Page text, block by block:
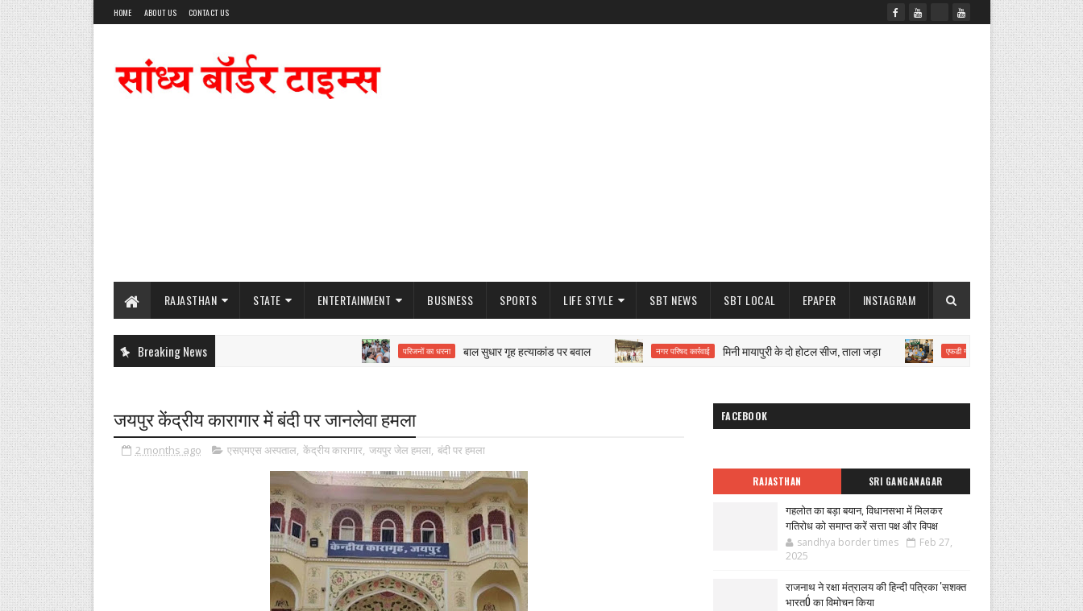
HOME ABOUT US CONTACT US
RAJASTHAN STATE ENTERTAINMENT BUSINESS SPORTS LIFE STYLE SBT NEWS SBT LOCAL EPAPER INSTAGRAM
Breaking News परिजनों का धरना बाल सुधार गृह हत्याकांड पर बवाल नगर परिषद कार्रवाई मिनी मायापुरी के दो होटल सीज, ताला जड़ा एफडी गबन मैनेजर पर किसानों के लाखों
जयपुर केंद्रीय कारागार में बंदी पर जानलेवा हमला
2 months ago एसएमएस अस्पताल, केंद्रीय कारागार, जयपुर जेल हमला, बंदी पर हमला
FACEBOOK
RAJASTHAN SRI GANGANAGAR
गहलोत का बड़ा बयान, विधानसभा में मिलकर
गतिरोध को समाप्त करें सत्ता पक्ष और विपक्ष
sandhya border times
Feb 27,
2025
राजनाथ ने रक्षा मंत्रालय की हिन्दी पत्रिका 'सशक्त
भारतÓ का विमोचन किया